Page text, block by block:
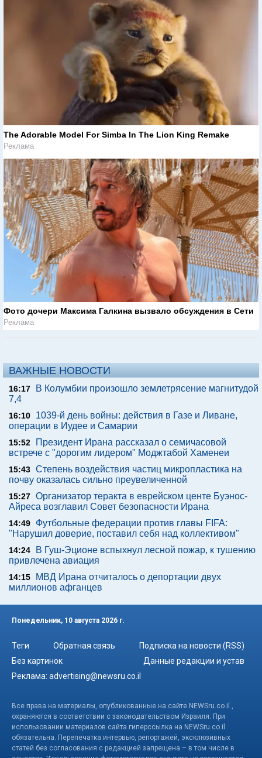
The Adorable Model For Simba In The Lion King Remake
Реклама
Фото дочери Максима Галкина вызвало обсуждения в Сети
Реклама
ВАЖНЫЕ НОВОСТИ
16:17
В Колумбии произошло землетрясение магнитудой
7,4
16:10
1039-й день войны: действия в Газе и Ливане,
операции в Иудее и Самарии
15:52
Президент Ирана рассказал о семичасовой
встрече с "дорогим лидером" Моджтабой Хаменеи
15:43 Степень воздействия частиц микропластика на
почву оказалась сильно преувеличенной
15:27 Организатор теракта в еврейском центе Буэнос-
Айреса возглавил Совет безопасности Ирана
14:49
Футбольные федерации против главы FIFA:
"Нарушил доверие, поставил себя над коллективом"
14:24
В Гуш-Эционе вспыхнул лесной пожар, к тушению
привлечена авиация
14:15
МВД Ирана отчиталось о депортации двух
миллионов афганцев
Понедельник, 10 августа 2026 г.
Теги Обратная связь
Подписка на новости (RSS)
Без картинок
Данные редакции и устав
Реклама: advertising@newsru.co.il
Все права на материалы, опубликованные на сайте NEWSru.co.il ,
охраняются в соответствии с законодательством Израиля. При
использовании материалов сайта гиперссылка на NEWSru.co.il
обязательна. Перепечатка интервью, репортажей, эксклюзивных
статей без согласования с редакцией запрещена – в том числе в